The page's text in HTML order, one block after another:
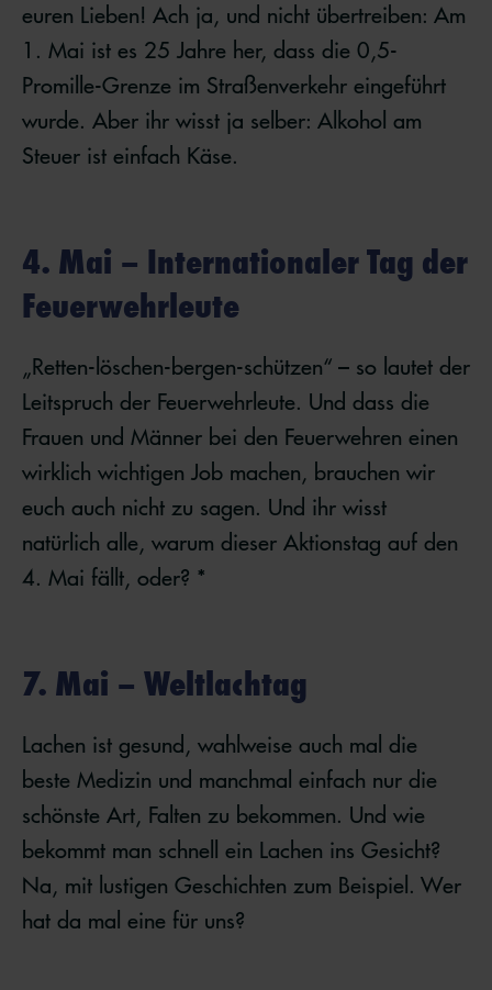
euren Lieben! Ach ja, und nicht übertreiben: Am
1. Mai ist es 25 Jahre her, dass die 0,5-
Promille-Grenze im Straßenverkehr eingeführt
wurde. Aber ihr wisst ja selber: Alkohol am
Steuer ist einfach Käse.
4. Mai – Internationaler Tag der
Feuerwehrleute
„Retten-löschen-bergen-schützen“ – so lautet der
Leitspruch der Feuerwehrleute. Und dass die
Frauen und Männer bei den Feuerwehren einen
wirklich wichtigen Job machen, brauchen wir
euch auch nicht zu sagen. Und ihr wisst
natürlich alle, warum dieser Aktionstag auf den
4. Mai fällt, oder? *
7. Mai – Weltlachtag
Lachen ist gesund, wahlweise auch mal die
beste Medizin und manchmal einfach nur die
schönste Art, Falten zu bekommen. Und wie
bekommt man schnell ein Lachen ins Gesicht?
Na, mit lustigen Geschichten zum Beispiel. Wer
hat da mal eine für uns?